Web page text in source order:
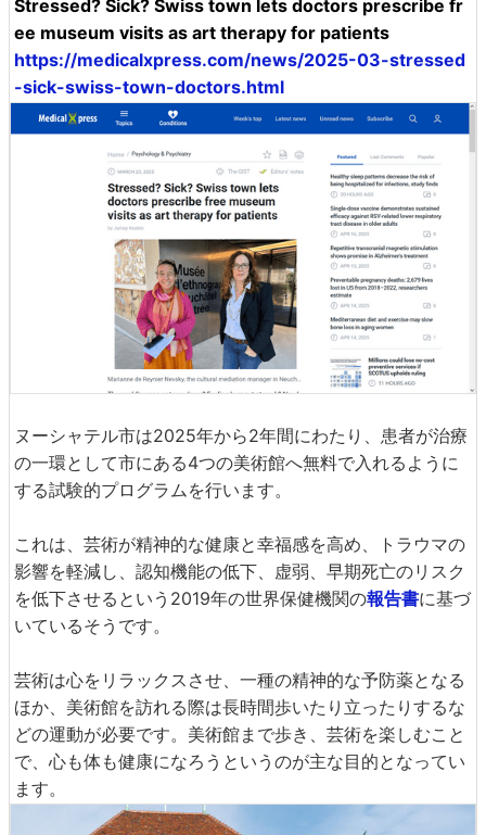
Stressed? Sick? Swiss town lets doctors prescribe fr
ee museum visits as art therapy for patients
https://medicalxpress.com/news/2025-03-stressed
-sick-swiss-town-doctors.html
ヌーシャテル市は2025年から2年間にわたり、患者が治療
の一環として市にある4つの美術館へ無料で入れるように
する試験的プログラムを行います。
これは、芸術が精神的な健康と幸福感を高め、トラウマの
影響を軽減し、認知機能の低下、虚弱、早期死亡のリスク
を低下させるという2019年の世界保健機関の報告書に基づ
いているそうです。
芸術は心をリラックスさせ、一種の精神的な予防薬となる
ほか、美術館を訪れる際は長時間歩いたり立ったりするな
どの運動が必要です。美術館まで歩き、芸術を楽しむこと
で、心も体も健康になろうというのが主な目的となってい
ます。